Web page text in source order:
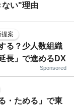
ない"理由
案
る？少人数組織
長」で進めるDX
Sponsored
・ためる」で東